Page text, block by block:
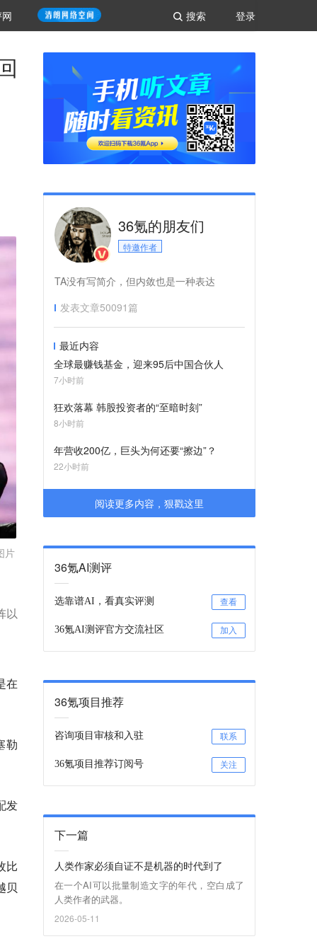
登录
搜索
片
以
在
勒
发
比
贝
36氪的朋友们
特邀作者
TA没有写简介，但内敛也是一种表达
发表文章50091篇
最近内容
全球最赚钱基金，迎来95后中国合伙人
7小时前
狂欢落幕 韩股投资者的“至暗时刻”
8小时前
年营收200亿，巨头为何还要“擦边”？
22小时前
阅读更多内容，狠戳这里
36氪AI测评
选靠谱AI，看真实评测 查看
36氪AI测评官方交流社区 加入
36氪项目推荐
咨询项目审核和入驻 联系
36氪项目推荐订阅号 关注
下一篇
人类作家必须自证不是机器的时代到了
在一个AI可以批量制造文字的年代，空白成了
人类作者的武器。
2026-05-11